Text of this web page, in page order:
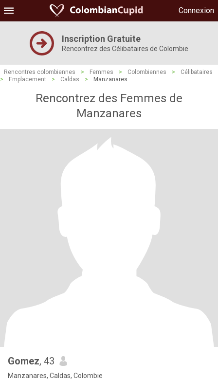
Connexion
Inscription Gratuite
Rencontrez des Célibataires de Colombie
Rencontres colombiennes > Femmes > Colombiennes >
Célibataires
>
Emplacement > Caldas > Manzanares
Rencontrez des Femmes de
Manzanares
Gomez, 43
Manzanares, Caldas, Colombie